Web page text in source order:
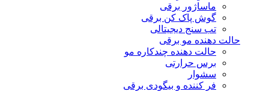
ماساژور برقی
گوش پاک کن برقی
تب سنج دیجیتالی
حالت دهنده مو برقی
حالت دهنده چندکاره مو
برس حرارتی
سشوار
فر کننده و بیگودی برقی